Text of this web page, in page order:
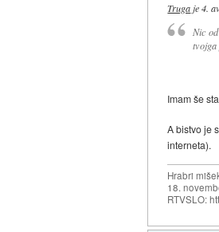
Truga je4.
Nic
tvojga
Imam še
A bistvo je
interneta).
Hrabri
18.
RTVSLO: